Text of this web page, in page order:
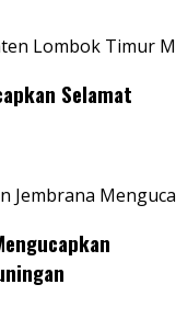
Lombok Timur
Selamat
Jembrana